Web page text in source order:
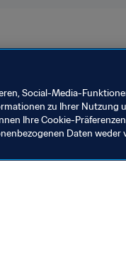
Social-Media-
zu Ihrer Nutzung
Ihre Cookie-
Daten weder